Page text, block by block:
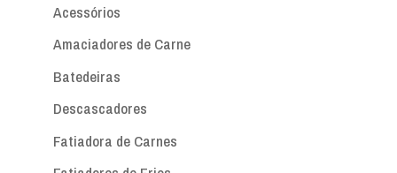
Acessórios
Amaciadores de Carne
Batedeiras
Descascadores
Fatiadora de Carnes